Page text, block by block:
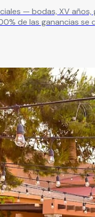
— bodas, XV
de las ganancias